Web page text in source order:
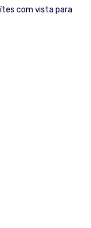
com vista para